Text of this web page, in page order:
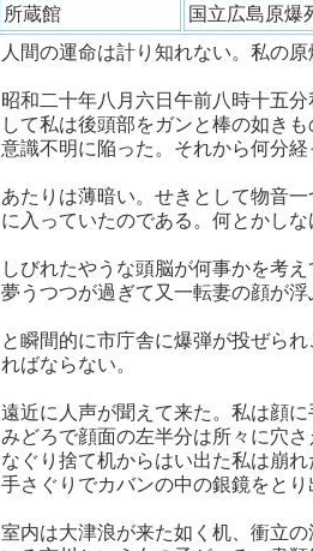
所蔵館
国立広島原
人間の運命は計り知れない。私の
昭和二十年八月六日午前八時十五
して私は後頭部をガンと棒の如き
意識不明に陥った。それから何分
あたりは薄暗い。せきとして物音
に入っていたのである。何とかし
しびれたやうな頭脳が何事かを考
夢うつつが過ぎて又一転妻の顔が浮
と瞬間的に市庁舎に爆弾が投ぜら
ればならない。
遠近に人声が聞えて来た。私は顔
みどろで顔面の左半分は所々に穴
なぐり捨て机からはい出た私は崩
手さぐりでカバンの中の銀鏡をとり
室内は大津浪が来た如く机、衝立